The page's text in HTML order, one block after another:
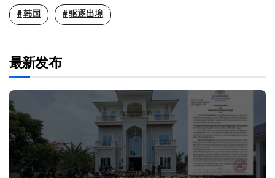
韩国 驱逐出境
最新发布